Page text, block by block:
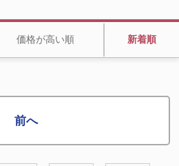
価格が高い順 新着順